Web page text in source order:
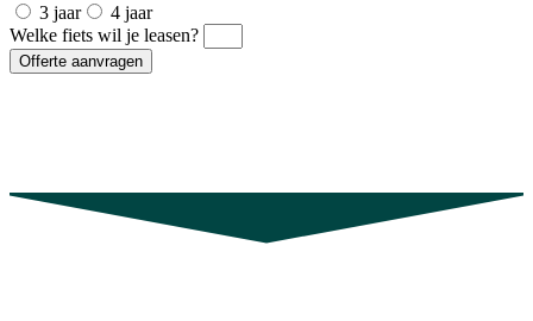
3 jaar
4 jaar
Welke fiets wil je leasen?
Offerte aanvragen